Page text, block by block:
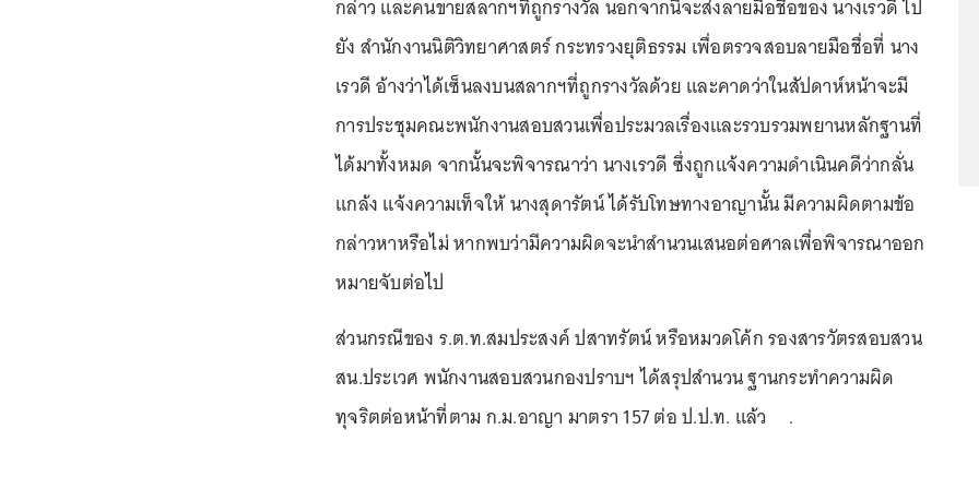
กล่าว และคนขายสลากฯที่ถูกรางวัล นอกจากนี้จะส่งลายมือชื่อของ นางเรวดี ไป
ยัง สำนักงานนิติวิทยาศาสตร์ กระทรวงยุติธรรม เพื่อตรวจสอบลายมือชื่อที่ นาง
เรวดี อ้างว่าได้เซ็นลงบนสลากฯที่ถูกรางวัลด้วย และคาดว่าในสัปดาห์หน้าจะมี
การประชุมคณะพนักงานสอบสวนเพื่อประมวลเรื่องและรวบรวมพยานหลักฐานที่
ได้มาทั้งหมด จากนั้นจะพิจารณาว่า นางเรวดี ซึ่งถูกแจ้งความดำเนินคดีว่ากลั่น
แกล้ง แจ้งความเท็จให้ นางสุดารัตน์ ได้รับโทษทางอาญานั้น มีความผิดตามข้อ
กล่าวหาหรือไม่ หากพบว่ามีความผิดจะนำสำนวนเสนอต่อศาลเพื่อพิจารณาออก
หมายจับต่อไป
ส่วนกรณีของ ร.ต.ท.สมประสงค์ ปสาทรัตน์ หรือหมวดโค้ก รองสารวัตรสอบสวน
สน.ประเวศ พนักงานสอบสวนกองปราบฯ ได้สรุปสำนวน ฐานกระทำความผิด
ทุจริตต่อหน้าที่ตาม ก.ม.อาญา มาตรา 157 ต่อ ป.ป.ท. แล้ว .